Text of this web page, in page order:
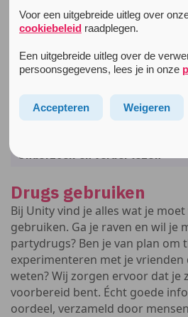
Info for tourists
Extra info
Lichaam en hersenen
Onderzoek en verder lezen
Drugs gebruiken
Bij Unity vind je alles wat je
gebruiken. Ga je raven en wil je
partydrugs? Ben je van plan om
experimenteren met je
weten? Wij zorgen ervoor dat je
voorbereid bent. Écht goede
oordeel, verzameld door
Voor een uitgebreide uitleg over
cookiebeleidraadplegen.
Een uitgebreide uitleg over de
persoonsgegevens, lees je in onze
Accepteren Weigeren